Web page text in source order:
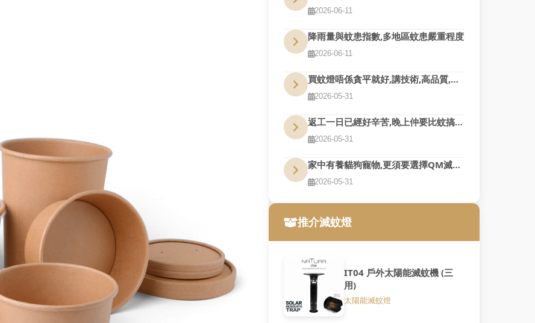
2026-06-11
降雨量與蚊患指數,多地區蚊患嚴重程度
2026-06-11
買蚊燈唔係貪平就好,講技術,高品質,夠耐用才是真的好用
2026-05-31
返工一日已經好辛苦,晚上仲要比蚊搞到訓唔好,QM幫到您
2026-05-31
家中有養貓狗寵物,更須要選擇QM滅蚊燈
2026-05-31
推介滅蚊燈
IT04 戶外太陽能滅蚊機 (三
用)
太陽能滅蚊燈